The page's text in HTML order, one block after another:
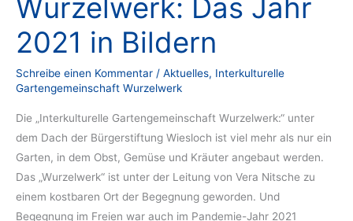
Wurzelwerk: Das Jahr
2021 in Bildern
Schreibe einen Kommentar / Aktuelles, Interkulturelle
Gartengemeinschaft Wurzelwerk
Die „Interkulturelle Gartengemeinschaft Wurzelwerk:“ unter
dem Dach der Bürgerstiftung Wiesloch ist viel mehr als nur ein
Garten, in dem Obst, Gemüse und Kräuter angebaut werden.
Das „Wurzelwerk“ ist unter der Leitung von Vera Nitsche zu
einem kostbaren Ort der Begegnung geworden. Und
Begegnung im Freien war auch im Pandemie-Jahr 2021